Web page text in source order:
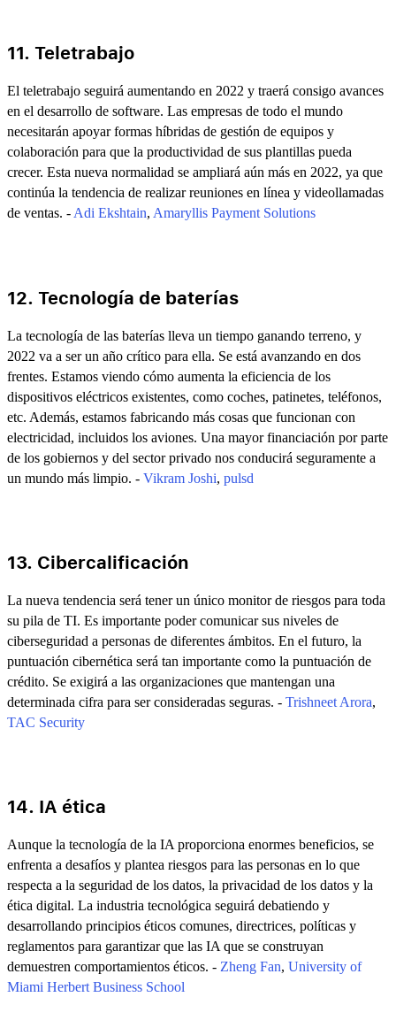
11. Teletrabajo
El teletrabajo seguirá aumentando en 2022 y traerá consigo avances
en el desarrollo de software. Las empresas de todo el mundo
necesitarán apoyar formas híbridas de gestión de equipos y
colaboración para que la productividad de sus plantillas pueda
crecer. Esta nueva normalidad se ampliará aún más en 2022, ya que
continúa la tendencia de realizar reuniones en línea y videollamadas
de ventas. -Adi Ekshtain, Amaryllis Payment Solutions
12. Tecnología de baterías
La tecnología de las baterías lleva un tiempo ganando terreno, y
2022 va a ser un año crítico para ella. Se está avanzando en dos
frentes. Estamos viendo cómo aumenta la eficiencia de los
dispositivos eléctricos existentes, como coches, patinetes, teléfonos,
etc. Además, estamos fabricando más cosas que funcionan con
electricidad, incluidos los aviones. Una mayor financiación por parte
de los gobiernos y del sector privado nos conducirá seguramente a
un mundo más limpio. - Vikram Joshi, pulsd
13. Cibercalificación
La nueva tendencia será tener un único monitor de riesgos para toda
su pila de TI. Es importante poder comunicar sus niveles de
ciberseguridad a personas de diferentes ámbitos. En el futuro, la
puntuación cibernética será tan importante como la puntuación de
crédito. Se exigirá a las organizaciones que mantengan una
determinada cifra para ser consideradas seguras. - Trishneet Arora,
TAC Security
14. IA ética
Aunque la tecnología de la IA proporciona enormes beneficios, se
enfrenta a desafíos y plantea riesgos para las personas en lo que
respecta a la seguridad de los datos, la privacidad de los datos y la
ética digital. La industria tecnológica seguirá debatiendo y
desarrollando principios éticos comunes, directrices, políticas y
reglamentos para garantizar que las IA que se construyan
demuestren comportamientos éticos. - Zheng Fan, University of
Miami Herbert Business School